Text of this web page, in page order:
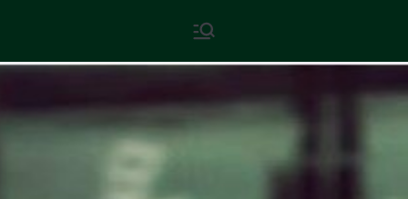
content
現代文學
地球小如鴿卵，/ 我輕輕地將它